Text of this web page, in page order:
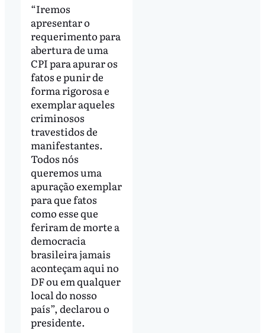
“Iremos
apresentar o
requerimento para
abertura de uma
CPI para apurar os
fatos e punir de
forma rigorosa e
exemplar aqueles
criminosos
travestidos de
manifestantes.
Todos nós
queremos uma
apuração exemplar
para que fatos
como esse que
feriram de morte a
democracia
brasileira jamais
aconteçam aqui no
DF ou em qualquer
local do nosso
país”, declarou o
presidente.